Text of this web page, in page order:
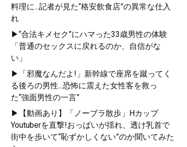
料理に...記者が見た“格安飲食店”の異常な仕入
れ
▶“合法キメセク”にハマった33歳男性の体験
「普通のセックスに戻れるのか、自信がな
い」
▶「邪魔なんだよ!」新幹線で座席を蹴ってく
る後ろの男性...恐怖に震えた女性客を救っ
た“強面男性の一言”
▶【動画あり】「ノーブラ散歩」Hカップ
Youtuberを直撃!おっぱいが揺れ、透け乳首で
街中を歩いて“恥ずかしくない”のか聞いてみた